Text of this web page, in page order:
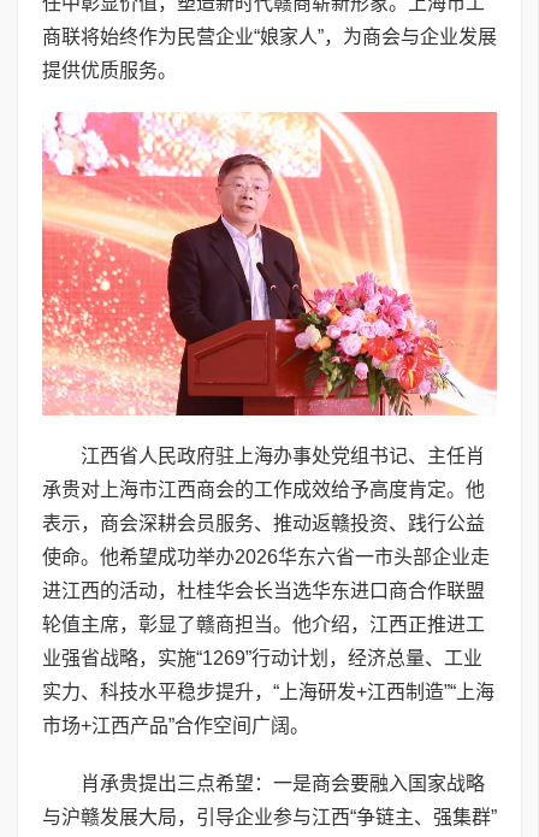
商联将始终作为民营企业“娘家人”，为商会与企业发展
提供优质服务。
江西省人民政府驻上海办事处党组书记、主任肖
承贵对上海市江西商会的工作成效给予高度肯定。他
表示，商会深耕会员服务、推动返赣投资、践行公益
使命。他希望成功举办2026华东六省一市头部企业走
进江西的活动，杜桂华会长当选华东进口商合作联盟
轮值主席，彰显了赣商担当。他介绍，江西正推进工
业强省战略，实施“1269”行动计划，经济总量、工业
实力、科技水平稳步提升，“上海研发+江西制造”“上海
市场+江西产品”合作空间广阔。
肖承贵提出三点希望：一是商会要融入国家战略
与沪赣发展大局，引导企业参与江西“争链主、强集群”